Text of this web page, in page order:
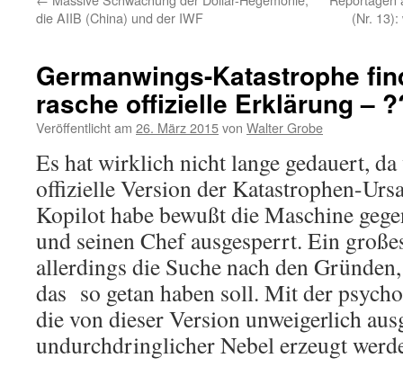
die AIIB (China) und der IWF
(Nr.
Germanwings-Katastrophe
rasche offizielle Erklärung –
Veröffentlicht am 26. März 2015von Walter Grobe
Es hat wirklich nicht lange gedauert,
offizielle Version der Katastrophen-
Kopilot habe bewußt die Maschine
und seinen Chef ausgesperrt. Ein
allerdings die Suche nach den
das so getan haben soll. Mit der
die von dieser Version unweigerlich
undurchdringlicher Nebel erzeugt